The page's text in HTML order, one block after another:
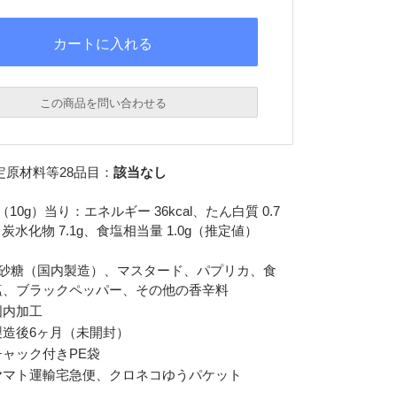
この商品を問い合わせる
必須
材料等28品目： 該当なし
10g）当り：エネルギー 36kcal、たん白質 0.7
水化物 7.1g、食塩相当量 1.0g（推定値）
糖（国内製造）、マスタード、パプリカ、食
、ブラックペッパー、その他の香辛料
内加工
後6ヶ月（未開封）
ャック付きPE袋
マト運輸宅急便、クロネコゆうパケット